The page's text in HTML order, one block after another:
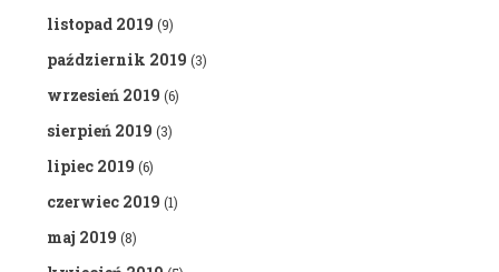
listopad 2019 (9)
październik 2019 (3)
wrzesień 2019 (6)
sierpień 2019 (3)
lipiec 2019 (6)
czerwiec 2019 (1)
maj 2019 (8)